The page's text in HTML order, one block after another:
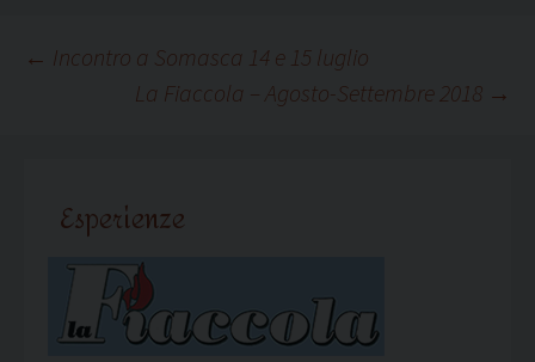
Navigazione
← Incontro a Somasca 14 e 15 luglio
La Fiaccola – Agosto-Settembre 2018 →
Esperienze